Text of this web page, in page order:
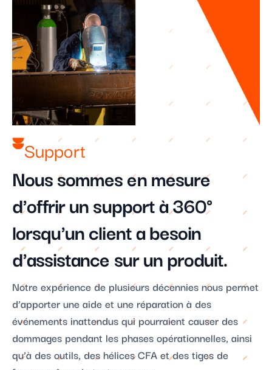
Support
Nous sommes en mesure
d'offrir un support à 360°
lorsqu'un client a besoin
d'assistance sur un produit.
Notre expérience de plusieurs décennies nous permet
d’apporter une aide et une réparation à des
événements inattendus qui pourraient causer des
dommages pendant les phases opérationnelles, ainsi
qu’à des outils, des hélices CFA et des tiges de